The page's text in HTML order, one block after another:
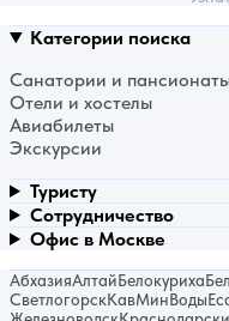
Категории поиска
Санатории и
Отели и хостелы
Авиабилеты
Экскурсии
Туристу
Сотрудничество
Офис в Москве
АбхазияАлтайБелокуриха
СветлогорскКавМинВоды